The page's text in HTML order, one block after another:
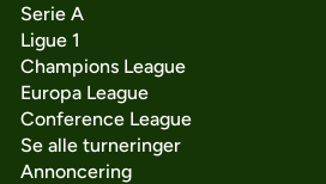
Serie A
Ligue 1
Champions League
Europa League
Conference League
Se alle turneringer
Annoncering